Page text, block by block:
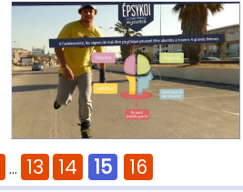
... 13 14 15 16